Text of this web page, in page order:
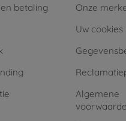
betaling
Onze
Uw cookies
Algemene